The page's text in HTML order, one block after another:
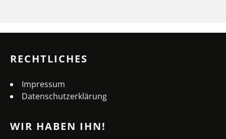
RECHTLICHES
Impressum
Datenschutzerklärung
WIR HABEN IHN!